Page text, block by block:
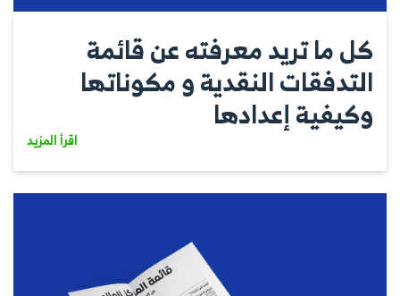
كل ما تريد معرفته عن قائمة
التدفقات النقدية و مكوناتها
وكيفية إعدادها
اقرأ المزيد